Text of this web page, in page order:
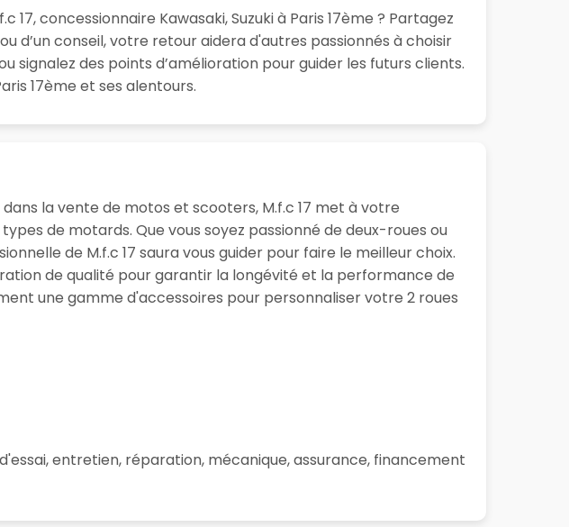
concessionnaire Kawasaki, Suzuki à Paris 17ème ? Partagez
d’un conseil, votre retour aidera d'autres passionnés à choisir
signalez des points d’amélioration pour guider les futurs clients.
17ème et ses alentours.
dans la vente de motos et scooters, M.f.c 17 met à votre
de motards. Que vous soyez passionné de deux-roues ou
de M.f.c 17 saura vous guider pour faire le meilleur choix.
de qualité pour garantir la longévité et la performance de
une gamme d'accessoires pour personnaliser votre 2 roues
entretien, réparation, mécanique, assurance, financement